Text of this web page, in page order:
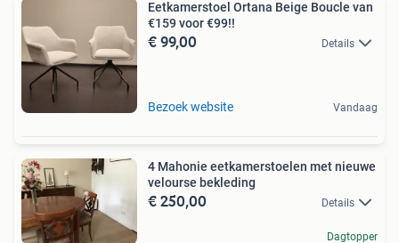
Eetkamerstoel Ortana Beige Boucle van
€159 voor €99!!
€ 99,00 Details
Bezoek website Vandaag
4 Mahonie eetkamerstoelen met nieuwe
velourse bekleding
€ 250,00 Details
Dagtopper